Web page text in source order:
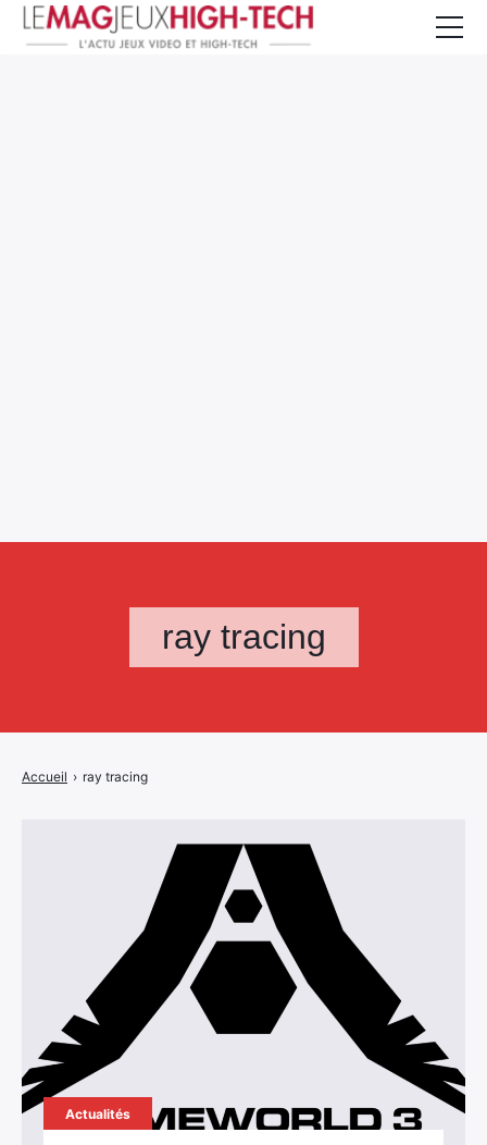
ray tracing
Accueil › ray tracing
Actualités